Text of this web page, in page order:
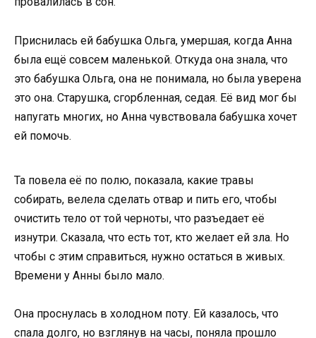
Приснилась ей бабушка Ольга, умершая, когда Анна
была ещё совсем маленькой. Откуда она знала, что
это бабушка Ольга, она не понимала, но была уверена
это она. Старушка, сгорбленная, седая. Её вид мог бы
напугать многих, но Анна чувствовала бабушка хочет
ей помочь.
Та повела её по полю, показала, какие травы
собирать, велела сделать отвар и пить его, чтобы
очистить тело от той черноты, что разъедает её
изнутри. Сказала, что есть тот, кто желает ей зла. Но
чтобы с этим справиться, нужно остаться в живых.
Времени у Анны было мало.
Она проснулась в холодном поту. Ей казалось, что
спала долго, но взглянув на часы, поняла прошло